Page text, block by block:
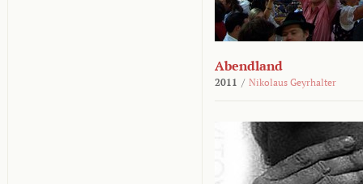
Abendland
2011 / Nikolaus Geyrhalter